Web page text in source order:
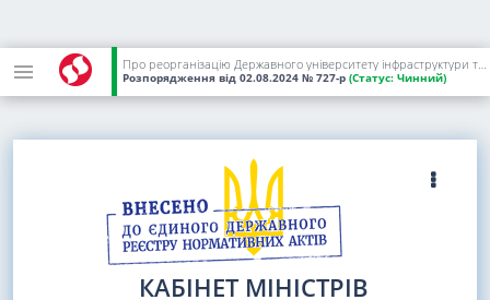
Про реорганізацію Державного університету інфраструктури та технологій
Розпорядження від 02.08.2024 № 727-р (Статус: Чинний)
КАБІНЕТ МІНІСТРІВ